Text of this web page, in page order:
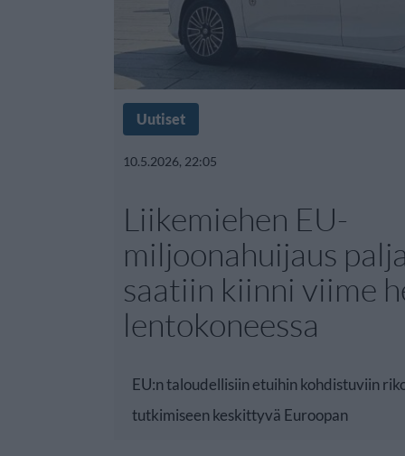
Uutiset
10.5.2026, 22:05
Liikemiehen EU-
miljoonahuijaus
saatiin kiinni viime
lentokoneessa
EU:n taloudellisiin etuihin kohdistuviin
tutkimiseen keskittyvä Euroopan